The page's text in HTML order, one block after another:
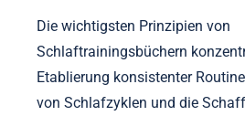
Die wichtigsten Prinzipien von
Schlaftrainingsbüchern
Etablierung konsistenter
von Schlafzyklen und die